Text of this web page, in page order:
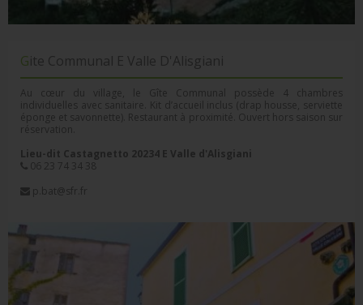
Gite Communal E Valle D'Alisgiani
Au cœur du village, le Gîte Communal possède 4 chambres
individuelles avec sanitaire. Kit d’accueil inclus (drap housse, serviette
éponge et savonnette). Restaurant à proximité. Ouvert hors saison sur
réservation.
Lieu-dit Castagnetto 20234 E Valle d'Alisgiani
06 23 74 34 38
p.bat@sfr.fr